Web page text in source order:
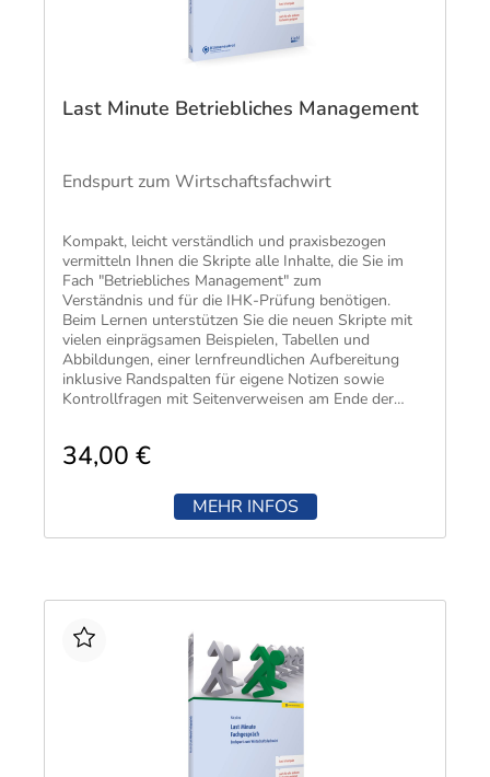
Last Minute Betriebliches Management
Endspurt zum Wirtschaftsfachwirt
Kompakt, leicht verständlich und praxisbezogen
vermitteln Ihnen die Skripte alle Inhalte, die Sie im
Fach "Betriebliches Management" zum
Verständnis und für die IHK-Prüfung benötigen​.
Beim Lernen unterstützen Sie die neuen Skripte mit
vielen einprägsamen Beispielen, Tabellen und
Abbildungen, einer lernfreundlichen Aufbereitung
inklusive Randspalten für eigene Notizen sowie
Kontrollfragen mit Seitenverweisen am Ende der
34,00 €
MEHR INFOS